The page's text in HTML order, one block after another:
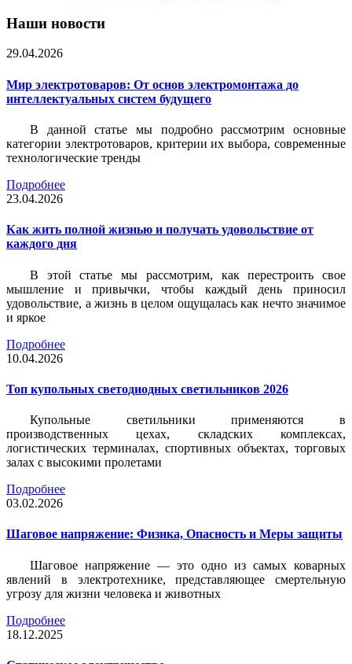
Наши новости
29.04.2026
Мир электротоваров: От основ электромонтажа до
интеллектуальных систем будущего
В данной статье мы подробно рассмотрим основные
категории электротоваров, критерии их выбора, современные
технологические тренды
Подробнее
23.04.2026
Как жить полной жизнью и получать удовольствие от
каждого дня
В этой статье мы рассмотрим, как перестроить свое
мышление и привычки, чтобы каждый день приносил
удовольствие, а жизнь в целом ощущалась как нечто значимое
и яркое
Подробнее
10.04.2026
Топ купольных светодиодных светильников 2026
Купольные светильники применяются в
производственных цехах, складских комплексах,
логистических терминалах, спортивных объектах, торговых
залах с высокими пролетами
Подробнее
03.02.2026
Шаговое напряжение: Физика, Опасность и Меры защиты
Шаговое напряжение — это одно из самых коварных
явлений в электротехнике, представляющее смертельную
угрозу для жизни человека и животных
Подробнее
18.12.2025